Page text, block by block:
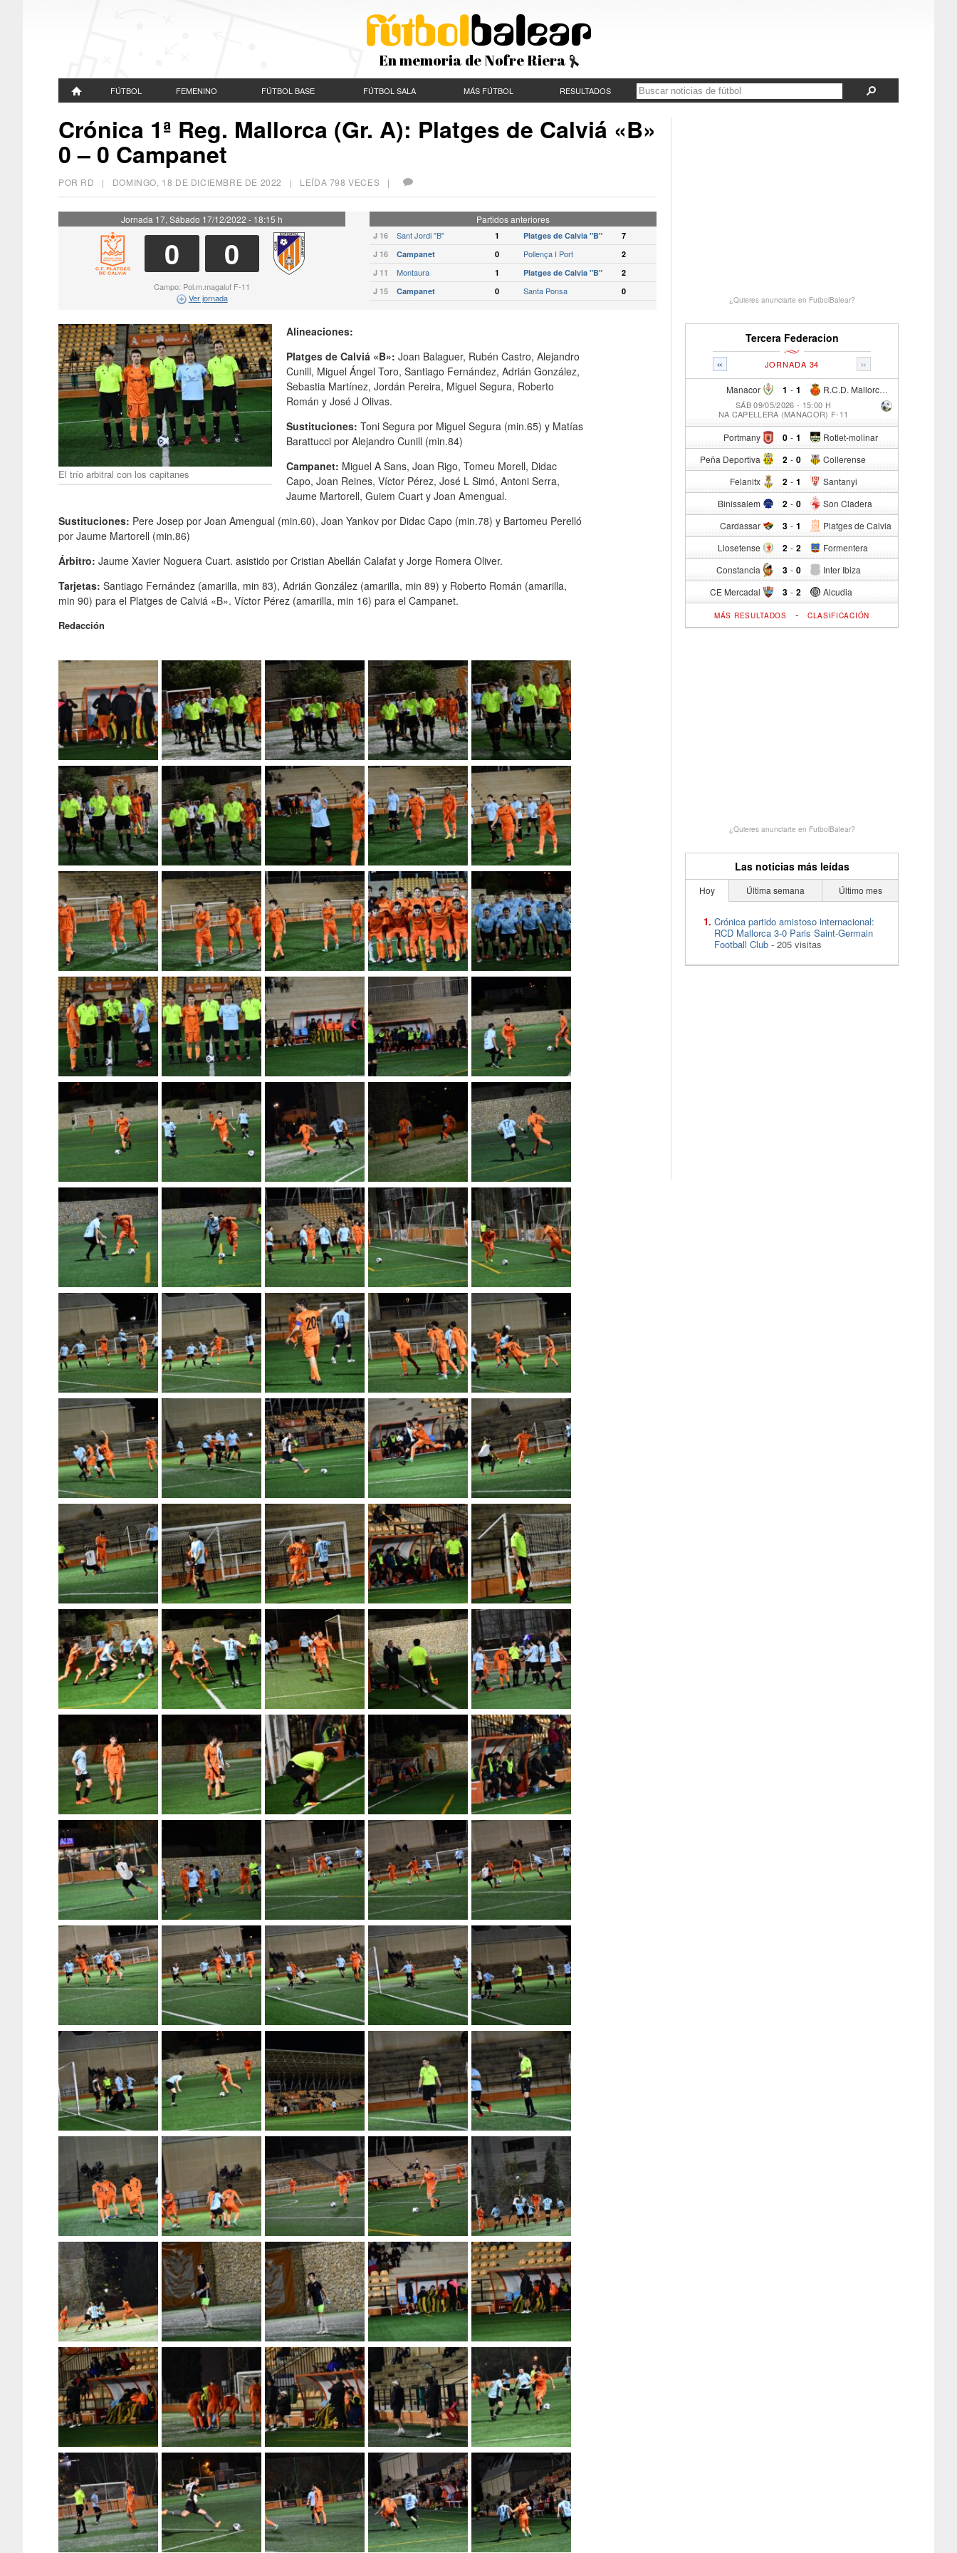
En memoria de Nofre Riera
FÚTBOL FEMENINO FÚTBOL BASE FÚTBOL SALA MÁS FÚTBOL RESULTADOS
Crónica 1ª Reg. Mallorca (Gr. A): Platges de Calviá «B»
0 – 0 Campanet
POR RD | DOMINGO, 18 DE DICIEMBRE DE 2022 | LEÍDA 798 VECES |
Jornada 17, Sábado 17/12/2022 - 18:15 h
0 0
Campo: Pol.m.magaluf F-11
Ver jornada
Partidos anteriores
J 16 Sant Jordi "B" 1 Platges de Calvia "B"
7
J 16
Campanet 0 Pollença I Port
2
J 11
Montaura 1 Platges de Calvia "B"
2
J 15
Campanet 0 Santa Ponsa 0
El trío arbitral con los capitanes
Alineaciones:
Platges de Calviá «B»: Joan Balaguer, Rubén Castro, Alejandro
Cunill, Miguel Ángel Toro, Santiago Fernández, Adrián González,
Sebastia Martínez, Jordán Pereira, Miguel Segura, Roberto
Román y José J Olivas.
Sustituciones: Toni Segura por Miguel Segura (min.65) y Matías
Barattucci por Alejandro Cunill (min.84)
Campanet: Miguel A Sans, Joan Rigo, Tomeu Morell, Didac
Capo, Joan Reines, Víctor Pérez, José L Simó, Antoni Serra,
Jaume Martorell, Guiem Cuart y Joan Amengual.
Sustituciones: Pere Josep por Joan Amengual (min.60), Joan Yankov por Didac Capo (min.78) y Bartomeu Perelló
por Jaume Martorell (min.86)
Árbitro: Jaume Xavier Noguera Cuart. asistido por Cristian Abellán Calafat y Jorge Romera Oliver.
Tarjetas: Santiago Fernández (amarilla, min 83), Adrián González (amarilla, min 89) y Roberto Román (amarilla,
min 90) para el Platges de Calviá «B». Víctor Pérez (amarilla, min 16) para el Campanet.
Redacción
¿Quieres anunciarte en FutbolBalear?
Tercera Federacion
« »
JORNADA 34
Manacor 1 - R.C.D. Mallorca Sad "B"
1
SÁB 09/05/2026 - 15:00 H
NA CAPELLERA (MANACOR) F-11
Portmany 0 - Rotlet-molinar
1
Peña Deportiva 2 - Collerense
0
Felanitx 2 - Santanyi
1
Binissalem 2 - Son Cladera
0
Cardassar 3 - Platges de Calvia
1
Llosetense 2 - Formentera
2
Constancia 3 - Inter Ibiza
0
CE Mercadal 3 - Alcudia
2
MÁS RESULTADOS - CLASIFICACIÓN
¿Quieres anunciarte en FutbolBalear?
Las noticias más leídas
Hoy Última semana Último mes
Crónica partido amistoso internacional:
RCD Mallorca 3-0 Paris Saint-Germain
Football Club - 205 visitas